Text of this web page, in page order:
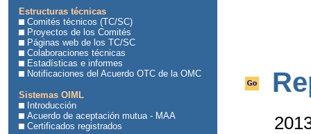
Estructuras técnicas
Comités técnicos (TC/SC)
Proyectos de los Comités
Páginas web de los TC/SC
Colaboraciones técnicas
Estadísticas e informes
Notificaciones del Acuerdo OTC de la OMC
Sistemas OIML
Introducción
Acuerdo de aceptación mutua - MAA
Certificados registrados